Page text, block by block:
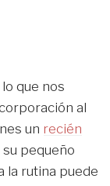
que nos
al
un recién
pequeño
la rutina puede